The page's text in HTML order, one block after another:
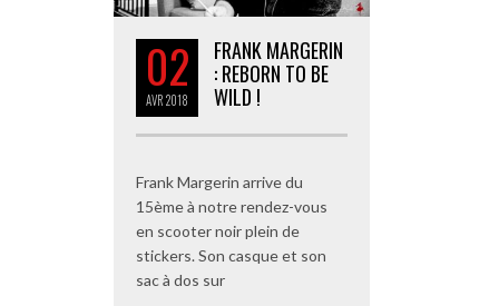
02
AVR2018
FRANK MARGERIN
: REBORN TO BE
WILD !
Frank Margerin arrive du
15ème à notre rendez-vous
en scooter noir plein de
stickers. Son casque et son
sac à dos sur